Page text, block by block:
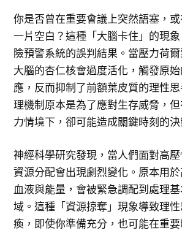
你是否曾在重要會議上突然語塞，
一片空白？這種「大腦卡住」的現
險預警系統的誤判結果。當壓力荷爾
大腦的杏仁核會過度活化，觸發原
應，反而抑制了前額葉皮質的理性
理機制原本是為了應對生存威脅，
力情境下，卻可能造成關鍵時刻的決
神經科學研究發現，當人們面對高
資源分配會出現劇烈變化。原本用
血液與能量，會被緊急調配到處理
域。這種「資源掠奪」現象導致理
瘓，即使你準備充分，也可能在重